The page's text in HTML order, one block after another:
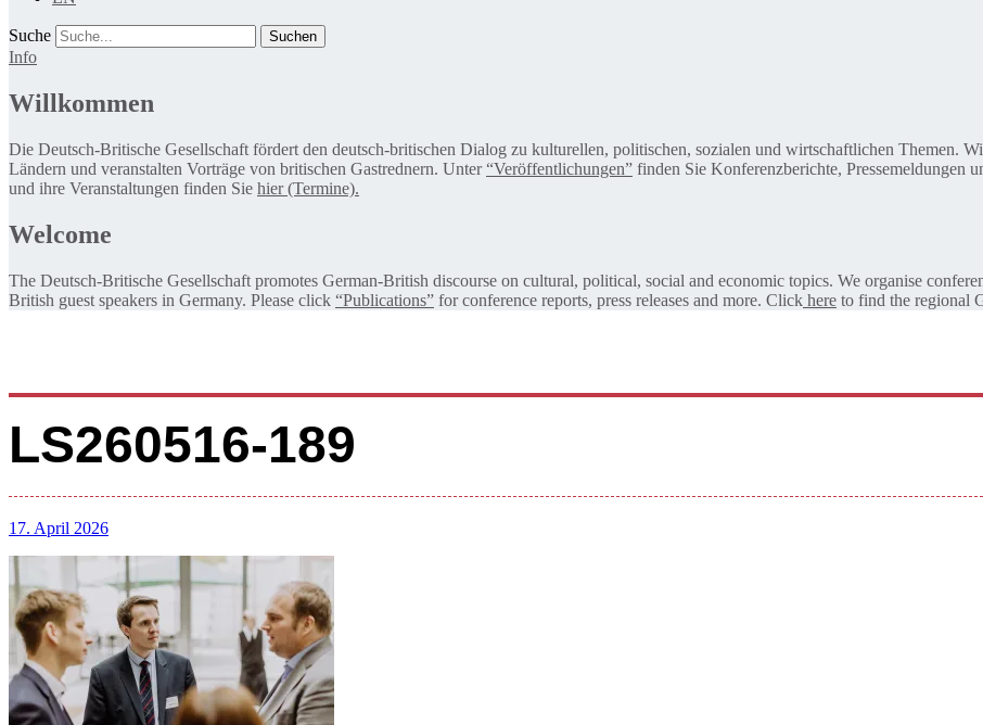
Suche
Info
Willkommen
Die Deutsch-Britische Gesellschaft fördert den deutsch-britischen Dialog zu kulturellen, politischen, sozialen und wirtschaftlichen Themen.
Ländern und veranstalten Vorträge von britischen Gastrednern. Unter“Veröffentlichungen” finden Sie Konferenzberichte, Pressemeldungen
und ihre Veranstaltungen finden Sie hier (Termine).
Welcome
The Deutsch-Britische Gesellschaft promotes German-British discourse on cultural, political, social and economic topics. We organise
British guest speakers in Germany. Please click “Publications” for conference reports, press releases and more. Click here to find the regional
LS260516-189
17. April 2026